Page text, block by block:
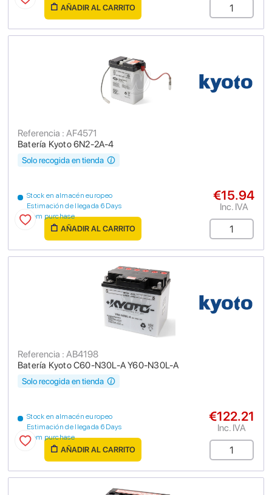
AÑADIR AL CARRITO
Batería Kyoto 6N2-2A-4
Referencia : AF4571
Stock en almacén europeo
Estimación de llegada 6 Days
from purchase
Solo recogida en tienda
€15.94
Inc. IVA
AÑADIR AL CARRITO
Batería Kyoto C60-N30L-A Y60-N30L-A
Referencia : AB4198
Stock en almacén europeo
Estimación de llegada 6 Days
from purchase
Solo recogida en tienda
€122.21
Inc. IVA
AÑADIR AL CARRITO